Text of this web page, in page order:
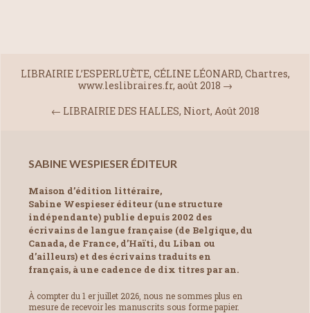
LIBRAIRIE L’ESPERLUÈTE, CÉLINE LÉONARD, Chartres,
www.leslibraires.fr, août 2018 →
← LIBRAIRIE DES HALLES, Niort, Août 2018
SABINE WESPIESER ÉDITEUR
Maison d’édition littéraire,
Sabine Wespieser éditeur (une structure
indépendante) publie depuis 2002 des
écrivains de langue française (de Belgique, du
Canada, de France, d’Haïti, du Liban ou
d’ailleurs) et des écrivains traduits en
français, à une cadence de dix titres par an.
À compter du 1 er juillet 2026, nous ne sommes plus en
mesure de recevoir les manuscrits sous forme papier.